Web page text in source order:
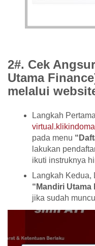
2#. Cek
Utama
melalui
Langkah
pada menu
lakukan
ikuti instruknya
Langkah
“Mandiri Utama
jika sudah